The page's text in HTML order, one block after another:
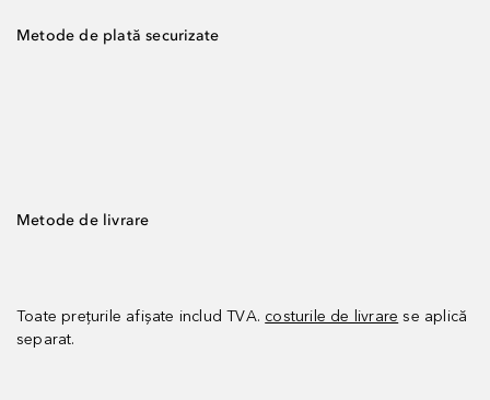
Metode de plată securizate
Metode de livrare
Toate prețurile afișate includ TVA. costurile de livrare se aplică
separat.